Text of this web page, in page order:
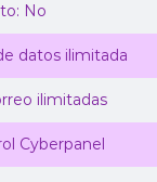
No
datos ilimitada
ilimitadas
Cyberpanel